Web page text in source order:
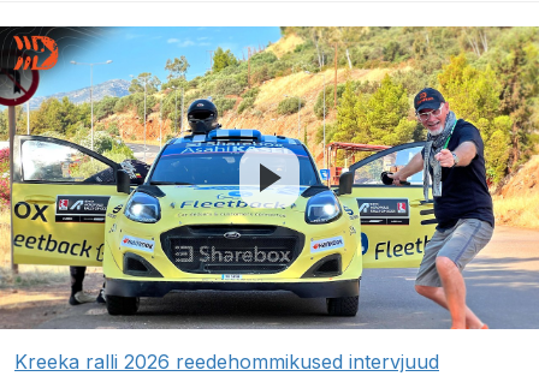
Kreeka ralli 2026 reedehommikused intervjuud